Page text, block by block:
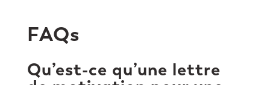
FAQs
Qu’est-ce qu’une lettre